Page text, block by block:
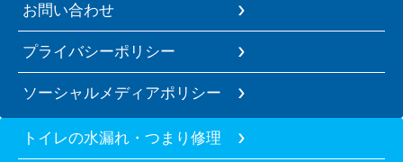
お問い合わせ
プライバシーポリシー
ソーシャルメディアポリシー
トイレの水漏れ・つまり修理